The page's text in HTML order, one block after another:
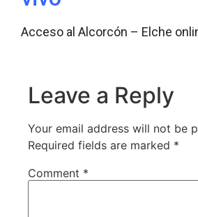
Acceso al Alcorcón – Elche
Leave a Reply
Your email address will not be
Required fields are marked *
Comment *